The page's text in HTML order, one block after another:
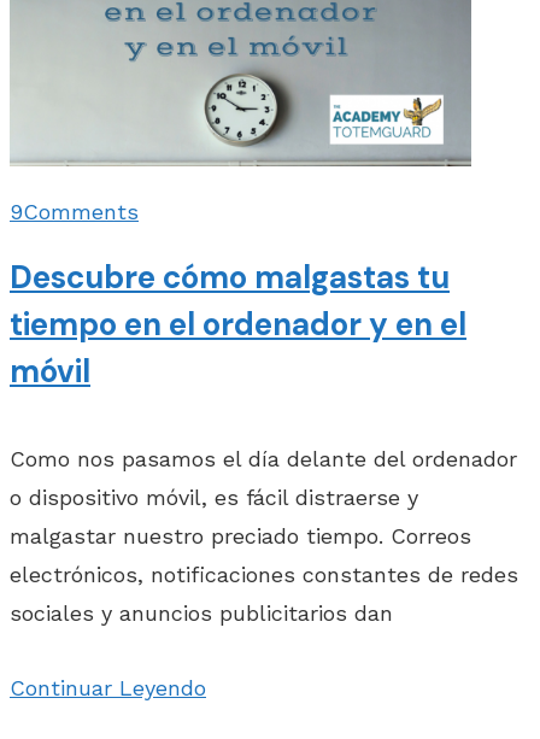
9Comments
Descubre cómo malgastas tu
tiempo en el ordenador y en el
móvil
Como nos pasamos el día delante del ordenador
o dispositivo móvil, es fácil distraerse y
malgastar nuestro preciado tiempo. Correos
electrónicos, notificaciones constantes de redes
sociales y anuncios publicitarios dan
Continuar Leyendo